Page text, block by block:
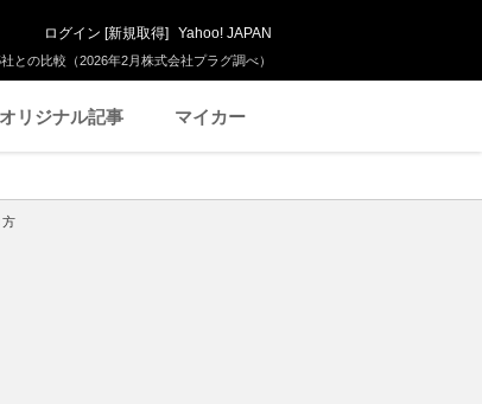
の比較（2026年2月株式会社プラグ調べ）
ログイン [新規取得] Yahoo! JAPAN
オリジナル記事 マイカー
方